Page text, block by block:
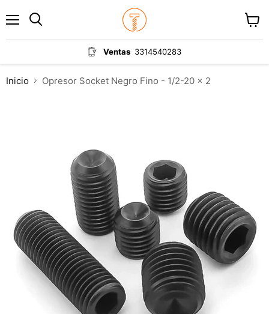
Ventas 3314540283
carrito
Inicio Opresor Socket Negro Fino - 1/2-20 x 2